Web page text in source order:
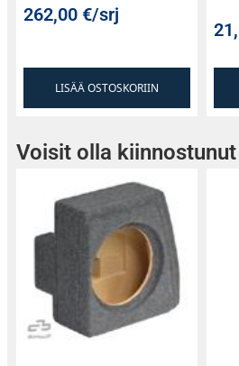
262,00€/srj
LISÄÄ OSTOSKORIIN
Voisit olla